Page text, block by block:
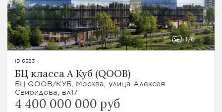
1 6
ID 6583
БЦ класса А Куб (QOOB)
БЦ QOOB/КУБ, Москва, улица Алексея
Свиридова, вл17
4 400 000 000 руб